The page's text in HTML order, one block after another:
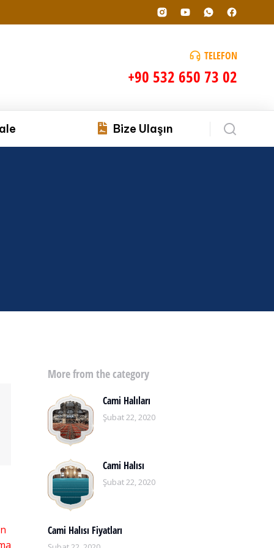
TELEFON
+90 532 650 73 02
Bize Ulaşın
More from the category
Cami Halıları
Şubat 22, 2020
Cami Halısı
Şubat 22, 2020
Cami Halısı Fiyatları